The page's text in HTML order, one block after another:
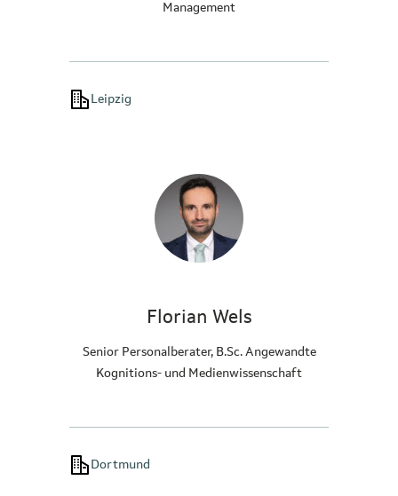
Management
Leipzig
Florian Wels
Senior Personalberater, B.Sc. Angewandte
Kognitions- und Medienwissenschaft
Dortmund